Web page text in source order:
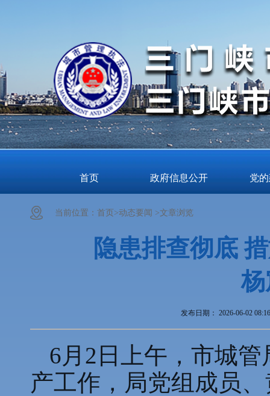
首页 政府信息公开 党
当前位置： 首页>动态要闻 >文章浏览
隐患排查彻底
发布日期： 2026-06-02 08:16
6月2日上午，市城
产工作，局党组成员